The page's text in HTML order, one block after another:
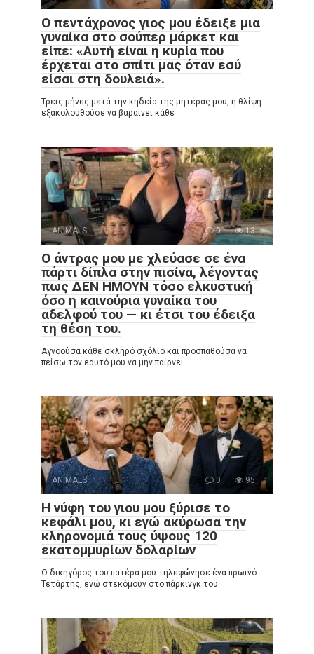
Ο πεντάχρονος γιος μου έδειξε μια
γυναίκα στο σούπερ μάρκετ και
είπε: «Αυτή είναι η κυρία που
έρχεται στο σπίτι μας όταν εσύ
είσαι στη δουλειά».
Τρεις μήνες μετά την κηδεία της μητέρας μου, η θλίψη
εξακολουθούσε να βαραίνει κάθε
ANIMALS 0 13
Ο άντρας μου με χλεύασε σε ένα
πάρτι δίπλα στην πισίνα, λέγοντας
πως ΔΕΝ ΗΜΟΥΝ τόσο ελκυστική
όσο η καινούρια γυναίκα του
αδελφού του — κι έτσι του έδειξα
τη θέση του.
Αγνοούσα κάθε σκληρό σχόλιο και προσπαθούσα να
πείσω τον εαυτό μου να μην παίρνει
ANIMALS 0 95
Η νύφη του γιου μου ξύρισε το
κεφάλι μου, κι εγώ ακύρωσα την
κληρονομιά τους ύψους 120
εκατομμυρίων δολαρίων
Ο δικηγόρος του πατέρα μου τηλεφώνησε ένα πρωινό
Τετάρτης, ενώ στεκόμουν στο πάρκινγκ του